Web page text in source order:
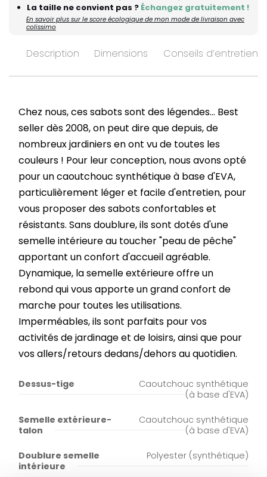
La taille ne convient pas ? Échangez gratuitement !
En savoir plus sur le score écologique de mon mode de livraison avec
colissimo
Description Dimensions Conseils d’entretien
Chez nous, ces sabots sont des légendes... Best
seller dès 2008, on peut dire que depuis, de
nombreux jardiniers en ont vu de toutes les
couleurs ! Pour leur conception, nous avons opté
pour un caoutchouc synthétique à base d'EVA,
particulièrement léger et facile d'entretien, pour
vous proposer des sabots confortables et
résistants. Sans doublure, ils sont dotés d'une
semelle intérieure au toucher "peau de pêche"
apportant un confort d'accueil agréable.
Dynamique, la semelle extérieure offre un
rebond qui vous apporte un grand confort de
marche pour toutes les utilisations.
Imperméables, ils sont parfaits pour vos
activités de jardinage et de loisirs, ainsi que pour
vos allers/retours dedans/dehors au quotidien.
Dessus-tige
Caoutchouc synthétique
(à base d'EVA)
Semelle extérieure-
talon
Caoutchouc synthétique
(à base d'EVA)
Doublure semelle
intérieure
Polyester (synthétique)